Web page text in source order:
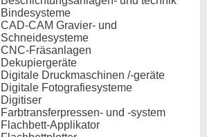
Bindesysteme
CAD-CAM Gravier- und
Schneidesysteme
CNC-Fräsanlagen
Dekupiergeräte
Digitale Druckmaschinen /-geräte
Digitale Fotografiesysteme
Digitiser
Farbtransferpressen- und -system
Flachbett-Applikator